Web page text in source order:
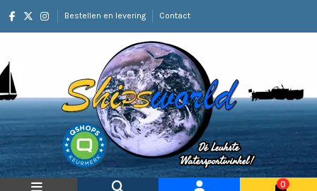
Bestellen en levering Contact
0